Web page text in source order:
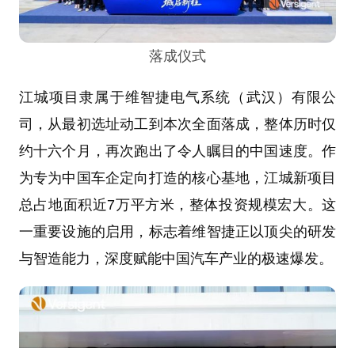
落成仪式
江城项目隶属于维智捷电气系统（武汉）有限公
司，从最初选址动工到本次全面落成，整体历时仅
约十六个月，再次跑出了令人瞩目的中国速度。作
为专为中国车企定向打造的核心基地，江城新项目
总占地面积近7万平方米，整体投资规模宏大。这
一重要设施的启用，标志着维智捷正以顶尖的研发
与智造能力，深度赋能中国汽车产业的极速爆发。